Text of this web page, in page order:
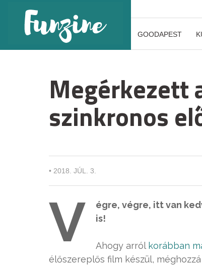
GOODAPEST
Megérkezett
szinkronos
• 2018. JÚL. 3.
V
égre, végre, itt van
is!
Ahogy arról korábban
élőszereplős film készül,